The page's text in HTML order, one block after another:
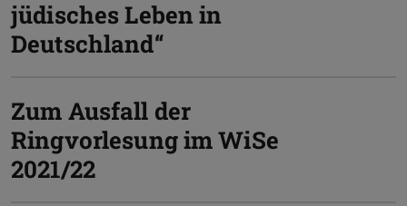
jüdisches Leben in
Deutschland“
Zum Ausfall der
Ringvorlesung im WiSe
2021/22